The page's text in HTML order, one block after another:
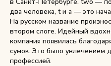
Косметика для ухода
О нас
Условия
два человека, t и a — это
На русском название
втором слоге. Идейный
компания появилась
сумок. Это было увлечением
профессией.